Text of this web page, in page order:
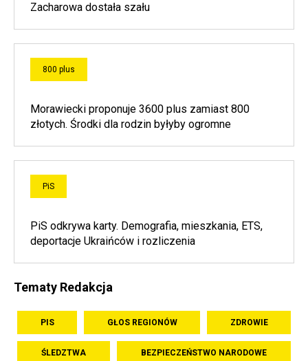
Zacharowa dostała szału
800 plus
Morawiecki proponuje 3600 plus zamiast 800
złotych. Środki dla rodzin byłyby ogromne
PiS
PiS odkrywa karty. Demografia, mieszkania, ETS,
deportacje Ukraińców i rozliczenia
Tematy Redakcja
PIS GŁOS REGIONÓW ZDROWIE
ŚLEDZTWA BEZPIECZEŃSTWO NARODOWE